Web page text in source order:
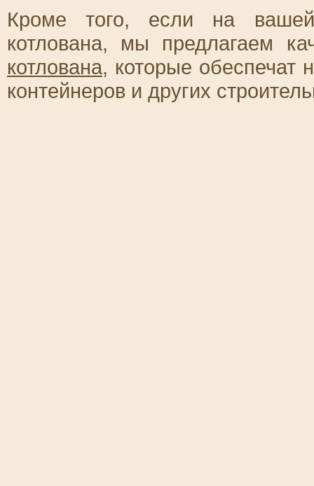
Кроме того, если на вашей
котлована, мы предлагаем
котлована, которые обеспечат
контейнеров и других